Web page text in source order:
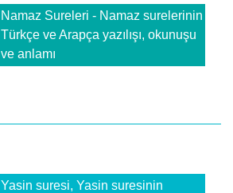
Namaz Sureleri - Namaz surelerinin
Türkçe ve Arapça yazılışı, okunuşu
ve anlamı
Yasin suresi, Yasin suresinin